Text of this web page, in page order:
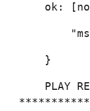
ok:
"msg":
}
PLAY